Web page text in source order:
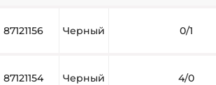
87121156 Черный 0/1
87121154 Черный 4/0